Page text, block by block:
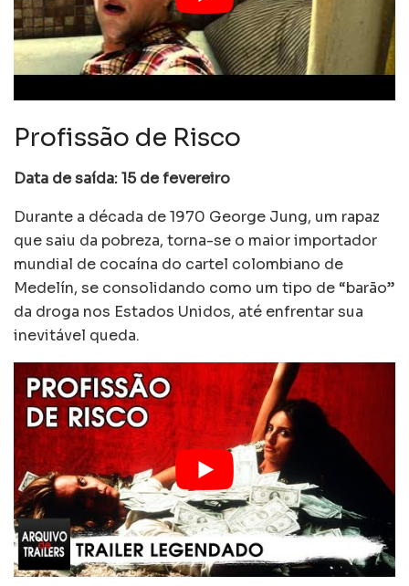
Profissão de Risco
Data de saída: 15 de fevereiro
Durante a década de 1970 George Jung, um rapaz
que saiu da pobreza, torna-se o maior importador
mundial de cocaína do cartel colombiano de
Medelín, se consolidando como um tipo de “barão”
da droga nos Estados Unidos, até enfrentar sua
inevitável queda.